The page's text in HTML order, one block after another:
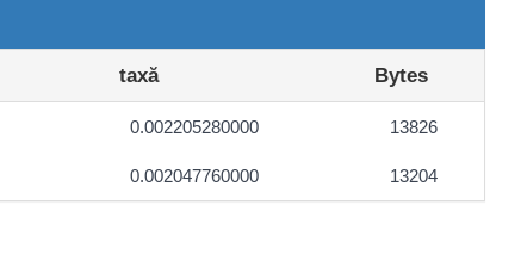
taxă Bytes
0.002205280000 13826
0.002047760000 13204